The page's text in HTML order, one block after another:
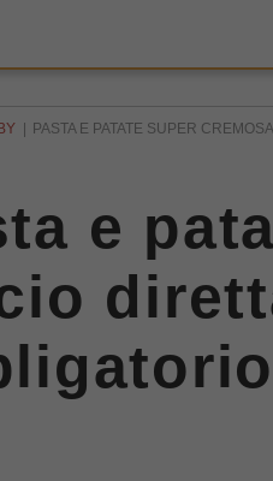
PASTA E PATATE SUPER
e